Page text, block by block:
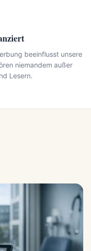
beeinflusst unsere
niemandem außer
Lesern.